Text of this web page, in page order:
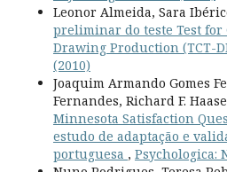
Leonor Almeida, Sara
preliminar do teste Test
Drawing Production (TCT-
(2010)
Joaquim Armando Gomes
Fernandes, Richard F.
Minnesota Satisfaction
estudo de adaptação e
portuguesa , Psychologica: